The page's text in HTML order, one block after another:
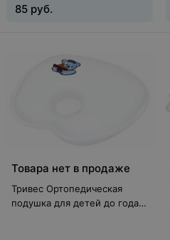
85 руб.
Товара нет в продаже
Тривес Ортопедическая
подушка для детей до года